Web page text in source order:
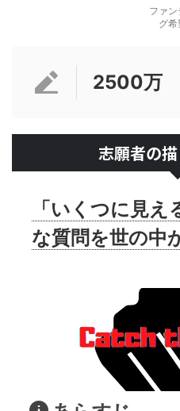
ファン
グ
2500万
志願者の
「いくつに見
な質問を世の中